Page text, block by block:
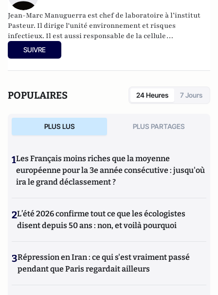
Jean-Marc Manuguerra est chef de laboratoire à l’institut
Pasteur. Il dirige l'unité environnement et risques
infectieux. Il est aussi responsable de la cellule
d'intervention biologique d'urgence et des virus émergents.
SUIVRE
POPULAIRES 24 Heures 7 Jours
PLUS LUS PLUS PARTAGES
1Les Français moins riches que la moyenne
européenne pour la 3e année consécutive : jusqu'où
ira le grand déclassement ?
2L’été 2026 confirme tout ce que les écologistes
disent depuis 50 ans : non, et voilà pourquoi
3Répression en Iran : ce qui s'est vraiment passé
pendant que Paris regardait ailleurs